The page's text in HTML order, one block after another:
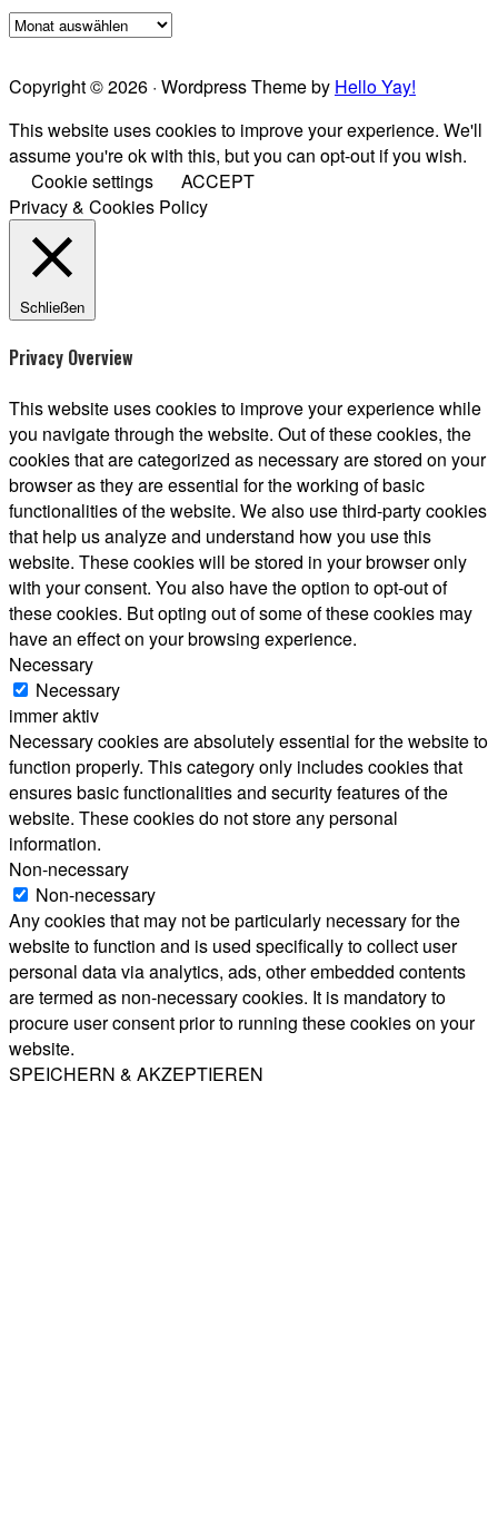
Blog
Copyright © 2026 · Wordpress Theme by Hello Yay!
This website uses cookies to improve your experience. We'll
assume you're ok with this, but you can opt-out if you wish.
Cookie settings
ACCEPT
Privacy & Cookies Policy
Schließen
Privacy Overview
This website uses cookies to improve your experience while
you navigate through the website. Out of these cookies, the
cookies that are categorized as necessary are stored on your
browser as they are essential for the working of basic
functionalities of the website. We also use third-party cookies
that help us analyze and understand how you use this
website. These cookies will be stored in your browser only
with your consent. You also have the option to opt-out of
these cookies. But opting out of some of these cookies may
have an effect on your browsing experience.
Necessary
Necessary
immer aktiv
Necessary cookies are absolutely essential for the website to
function properly. This category only includes cookies that
ensures basic functionalities and security features of the
website. These cookies do not store any personal
information.
Non-necessary
Non-necessary
Any cookies that may not be particularly necessary for the
website to function and is used specifically to collect user
personal data via analytics, ads, other embedded contents
are termed as non-necessary cookies. It is mandatory to
procure user consent prior to running these cookies on your
website.
SPEICHERN & AKZEPTIEREN